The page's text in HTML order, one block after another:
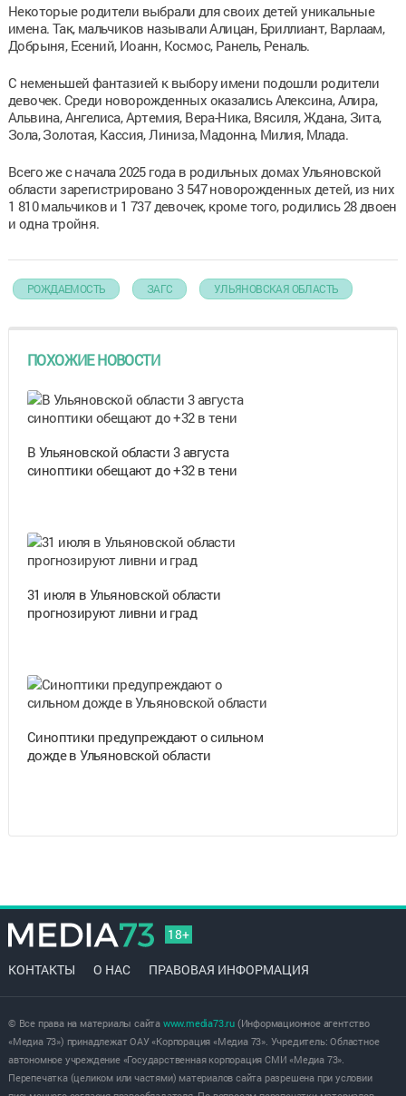
Некоторые родители выбрали для своих детей уникальные
имена. Так, мальчиков называли Алицан, Бриллиант, Варлаам,
Добрыня, Есений, Иоанн, Космос, Ранель, Реналь.
С неменьшей фантазией к выбору имени подошли родители
девочек. Среди новорожденных оказались Алексина, Алира,
Альвина, Ангелиса, Артемия, Вера-Ника, Вясиля, Ждана, Зита,
Зола, Золотая, Кассия, Линиза, Мадонна, Милия, Млада.
Всего же с начала 2025 года в родильных домах Ульяновской
области зарегистрировано 3 547 новорожденных детей, из них
1 810 мальчиков и 1 737 девочек, кроме того, родились 28 двоен
и одна тройня.
РОЖДАЕМОСТЬ ЗАГС УЛЬЯНОВСКАЯ ОБЛАСТЬ
ПОХОЖИЕ НОВОСТИ
В Ульяновской области 3 августа
синоптики обещают до +32 в тени
31 июля в Ульяновской области
прогнозируют ливни и град
Синоптики предупреждают о сильном
дожде в Ульяновской области
18+
КОНТАКТЫ О НАС ПРАВОВАЯ ИНФОРМАЦИЯ
© Все права на материалы сайта www.media73.ru(Информационное агентство
«Медиа 73») принадлежат ОАУ «Корпорация «Медиа 73». Учредитель: Областное
автономное учреждение «Государственная корпорация СМИ «Медиа 73».
Перепечатка (целиком или частями) материалов сайта разрешена при условии